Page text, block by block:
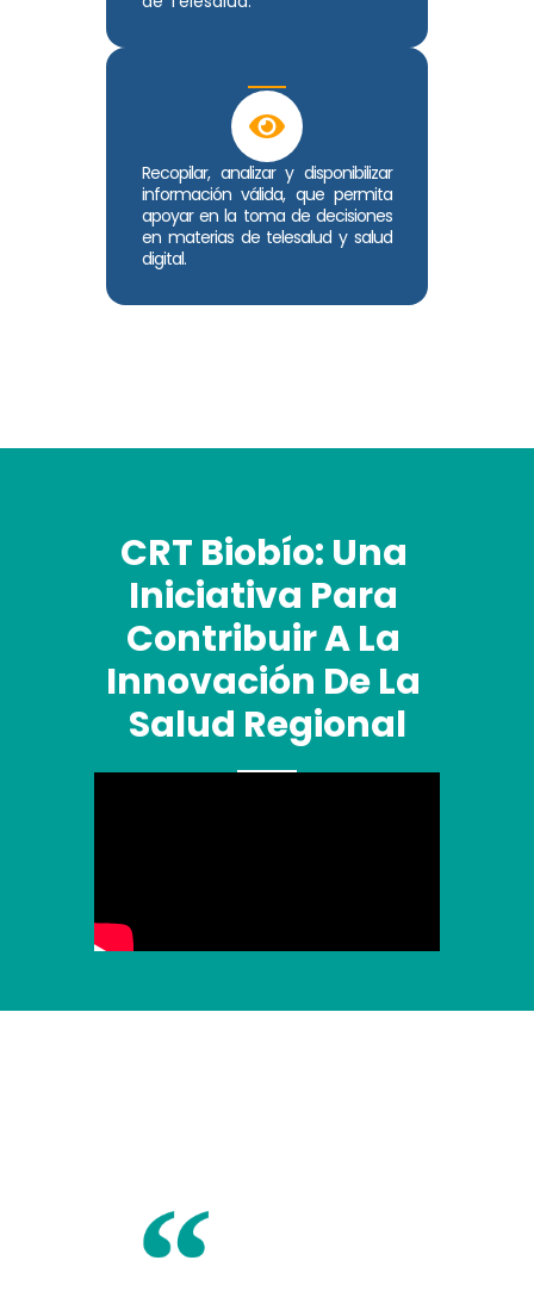
Recopilar, analizar y disponibilizar
información válida, que permita
apoyar en la toma de decisiones
en materias de telesalud y salud
digital.
CRT Biobío: Una
Iniciativa Para
Contribuir A La
Innovación De La
Salud Regional